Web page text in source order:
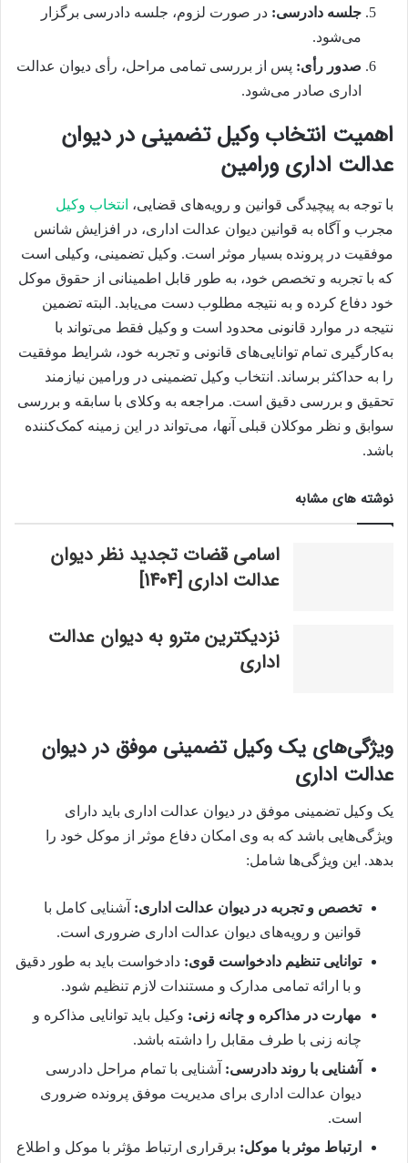
جلسه دادرسی: در صورت لزوم، جلسه دادرسی برگزار
می‌شود.
صدور رأی: پس از بررسی تمامی مراحل، رأی دیوان عدالت
اداری صادر می‌شود.
اهمیت انتخاب وکیل تضمینی در دیوان
عدالت اداری ورامین
با توجه به پیچیدگی قوانین و رویه‌های قضایی، انتخاب وکیل
مجرب و آگاه به قوانین دیوان عدالت اداری، در افزایش شانس
موفقیت در پرونده بسیار موثر است. وکیل تضمینی، وکیلی است
که با تجربه و تخصص خود، به طور قابل اطمینانی از حقوق موکل
خود دفاع کرده و به نتیجه مطلوب دست می‌یابد. البته تضمین
نتیجه در موارد قانونی محدود است و وکیل فقط می‌تواند با
به‌کارگیری تمام توانایی‌های قانونی و تجربه خود، شرایط موفقیت
را به حداکثر برساند. انتخاب وکیل تضمینی در ورامین نیازمند
تحقیق و بررسی دقیق است. مراجعه به وکلای با سابقه و بررسی
سوابق و نظر موکلان قبلی آنها، می‌تواند در این زمینه کمک‌کننده
باشد.
نوشته های مشابه
اسامی قضات تجدید نظر دیوان
عدالت اداری [1404]
نزدیکترین مترو به دیوان عدالت
اداری
ویژگی‌های یک وکیل تضمینی موفق در دیوان
عدالت اداری
یک وکیل تضمینی موفق در دیوان عدالت اداری باید دارای
ویژگی‌هایی باشد که به وی امکان دفاع موثر از موکل خود را
بدهد. این ویژگی‌ها شامل:
تخصص و تجربه در دیوان عدالت اداری: آشنایی کامل با
قوانین و رویه‌های دیوان عدالت اداری ضروری است.
توانایی تنظیم دادخواست قوی: دادخواست باید به طور دقیق
و با ارائه تمامی مدارک و مستندات لازم تنظیم شود.
مهارت در مذاکره و چانه زنی: وکیل باید توانایی مذاکره و
چانه زنی با طرف مقابل را داشته باشد.
آشنایی با روند دادرسی: آشنایی با تمام مراحل دادرسی
دیوان عدالت اداری برای مدیریت موفق پرونده ضروری
است.
ارتباط موثر با موکل: برقراری ارتباط مؤثر با موکل و اطلاع